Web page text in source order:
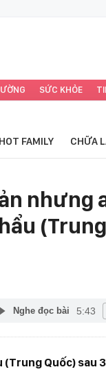
SỨC KHỎE
HOT FAMILY CHỮA
nhưng
Nghe đọc bài 5:43
Quốc) sau